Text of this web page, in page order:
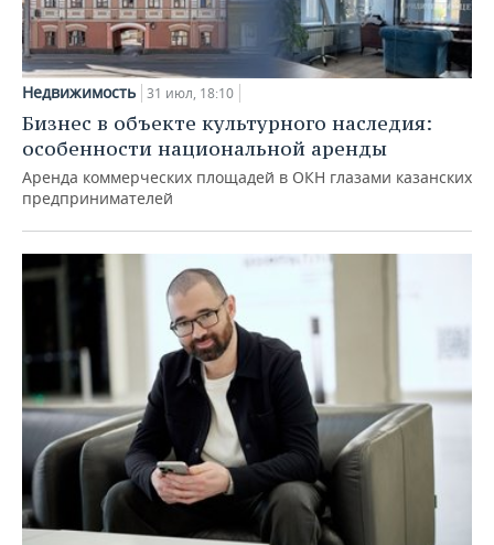
Недвижимость 31 июл, 18:10
Бизнес в объекте культурного наследия:
особенности национальной аренды
Аренда коммерческих площадей в ОКН глазами казанских
предпринимателей